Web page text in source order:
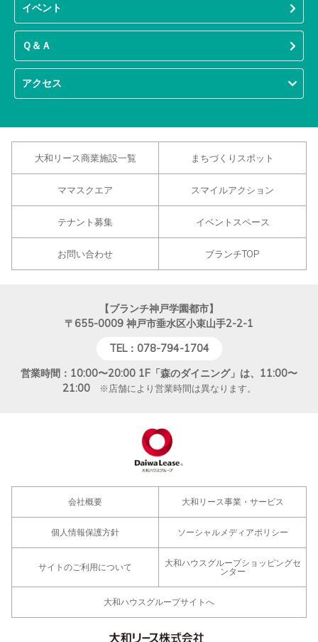
イベント
Ｑ＆Ａ
アクセス
大和リース商業施設一覧 まちづくりスポット
ママスクエア スマイルアクション
テナント募集 イベントスペース
お問い合わせ ブランチTOP
【ブランチ神戸学園都市】
〒655-0009 神戸市垂水区小束山手2-2-1
TEL：078-794-1704
営業時間：10:00〜20:00 1F「森のダイニング」は、11:00〜
21:00※店舗により営業時間は異なります。
会社概要 大和リース事業・サービス
個人情報保護方針 ソーシャルメディアポリシー
サイトのご利用について
大和ハウスグループショッピングセ
ンター
大和ハウスグループサイトへ